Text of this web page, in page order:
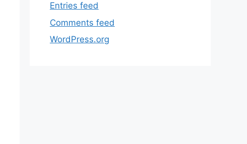
Entries feed
Comments feed
WordPress.org